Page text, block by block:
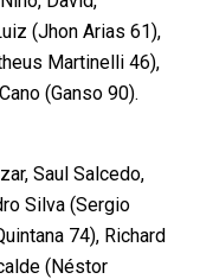
(Jhon Arias 61),
Martinelli 46),
(Ganso 90).
Saul Salcedo,
Silva (Sergio
74), Richard
(Néstor